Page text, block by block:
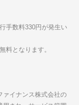
手数料330円が発生い
料となります。
ァイナンス株式会社の